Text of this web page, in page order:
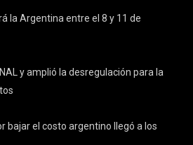
la Argentina entre el 8 y 11 de
y amplió la desregulación para la
bajar el costo argentino llegó a los